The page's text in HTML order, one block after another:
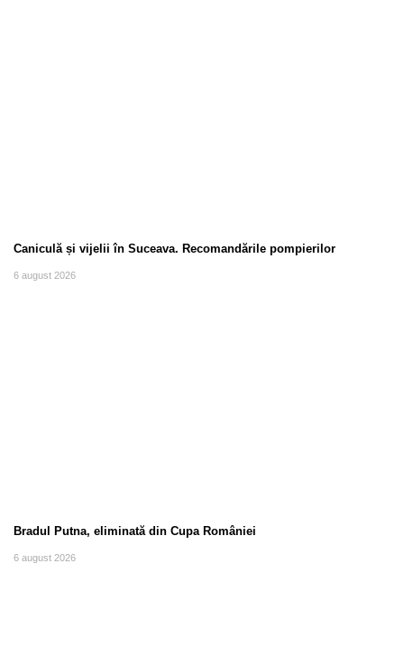
Caniculă și vijelii în Suceava. Recomandările pompierilor
6 august 2026
Bradul Putna, eliminată din Cupa României
6 august 2026